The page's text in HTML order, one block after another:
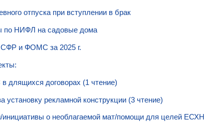
отпуска при вступлении в брак
по НИФЛ на садовые дома
и ФОМС за 2025 г.
длящихся договорах (1 чтение)
рекламной конструкции (3 чтение)
инициативы о необлагаемой мат/помощи для целей ЕСХН